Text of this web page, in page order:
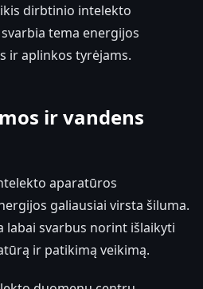
dirbtinio intelekto
tema energijos
ir aplinkos tyrėjams.
ir vandens
aparatūros
galiausiai virsta šiluma.
labai svarbus norint išlaikyti
ir patikimą veikimą.